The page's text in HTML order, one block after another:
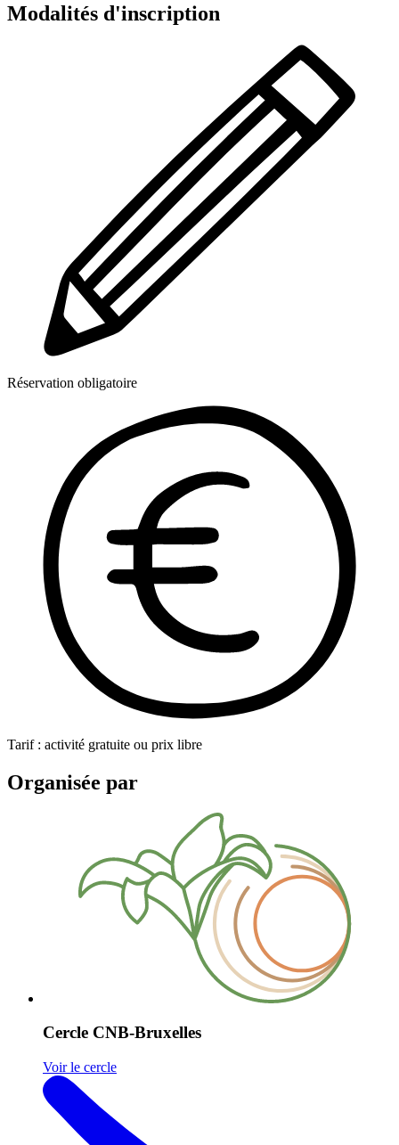
Modalités d'inscription
Réservation obligatoire
Tarif : activité gratuite ou prix libre
Organisée par
Cercle CNB-Bruxelles
Voir le cercle